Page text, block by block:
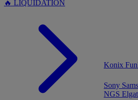
🔥 LIQUIDATION
Konix
Sony
NGS